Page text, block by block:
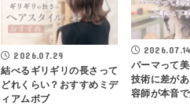
2026.07.29
結べるギリギリの長さって
どれくらい？おすすめミデ
ィアムボブ
2026.07.14
パーマって
技術に差が
容師が本音